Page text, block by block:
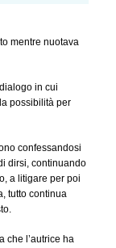
mentre nuotava
in cui
possibilità per
confessandosi
dirsi, continuando
a litigare per poi
tutto continua
che l’autrice ha